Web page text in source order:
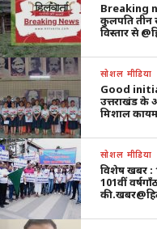
Breaking
कुलपति तीन
विस्तार से
सोशल मीडिया
Good
उत्तराखंड के
मिशाल
सोशल मीडिया
विशेष खबर :
101वीं